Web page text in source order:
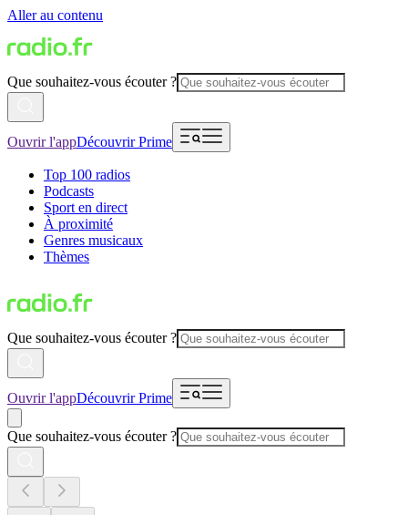
Aller au contenu
Que souhaitez-vous écouter ?
Ouvrir l'appDécouvrir Prime
Top 100 radios
Podcasts
Sport en direct
À proximité
Genres musicaux
Thèmes
Que souhaitez-vous écouter ?
Ouvrir l'appDécouvrir Prime
Que souhaitez-vous écouter ?